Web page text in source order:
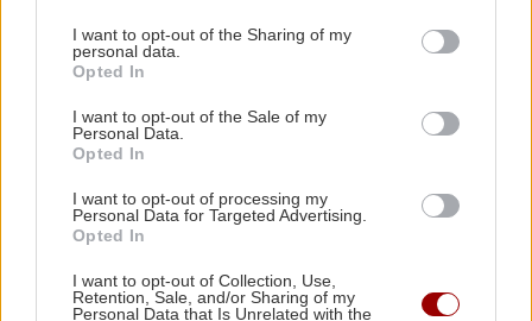
I want to opt-out of the Sharing of my
personal data.
Opted In
I want to opt-out of the Sale of my
Personal Data.
Opted In
I want to opt-out of processing my
Personal Data for Targeted Advertising.
Opted In
I want to opt-out of Collection, Use,
Retention, Sale, and/or Sharing of my
Personal Data that Is Unrelated with the
ΕΠΙΣΤΗΜΗ
Η ακραία ζέστη δημιουργεί μια νέα κλιματική
πραγματικότητα – 500.000 άνθρωποι
ΚΡΗΤΗ
Ρέθυμνο: Μήνυμα αισιοδοξίας από τον
τουρισμό μετά τις πυρκαγιές στο νότο
Κρήτη: Μία ακόμα τραγωδία με
γυναίκα σε θάλασσα
Η «μπαταρία» του βυθού: Το φιλόδοξο